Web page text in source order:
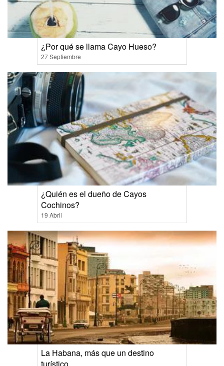
¿Por qué se llama Cayo Hueso?
27 Septiembre
¿Quién es el dueño de Cayos
Cochinos?
19 Abril
La Habana, más que un destino